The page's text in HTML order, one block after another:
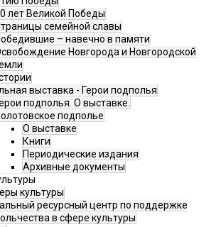
лет Великой Победы
семейной славы
– навечно в памяти
Новгорода и Новгородской
выставка - Герои подполья
подполья. О выставке.
подполье
О выставке
Книги
Периодические издания
Архивные документы
культуры
ресурсный центр по поддержке
в сфере культуры